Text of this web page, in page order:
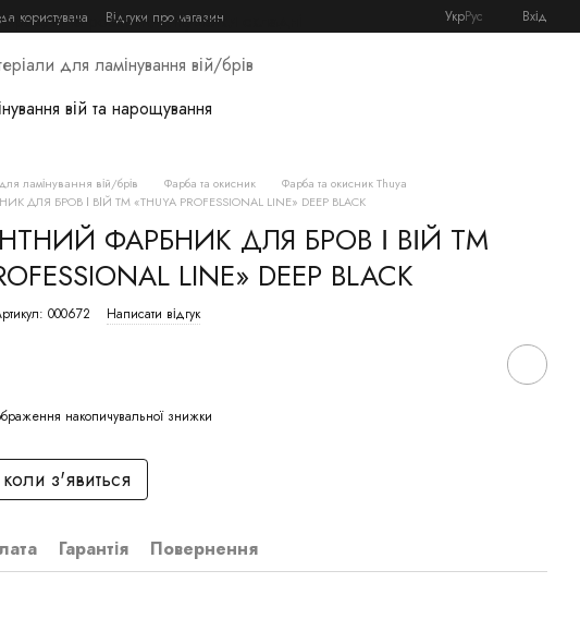
користувача Відгуки про магазин УкрРус Вхід
та розхідники Кушетки складні
для ламінування вій/брів
вій та нарощування
ламінування вій/брів Фарба та окисник
Фарба та окисник Thuya
БРОВ І ВІЙ TM «THUYA PROFESSIONAL LINE» DEEP BLACK
ФАРБНИК ДЛЯ БРОВ І ВІЙ TM
LINE» DEEP BLACK
000672 Написати відгук
накопичувальної знижки
з'явиться
Гарантія
Повернення